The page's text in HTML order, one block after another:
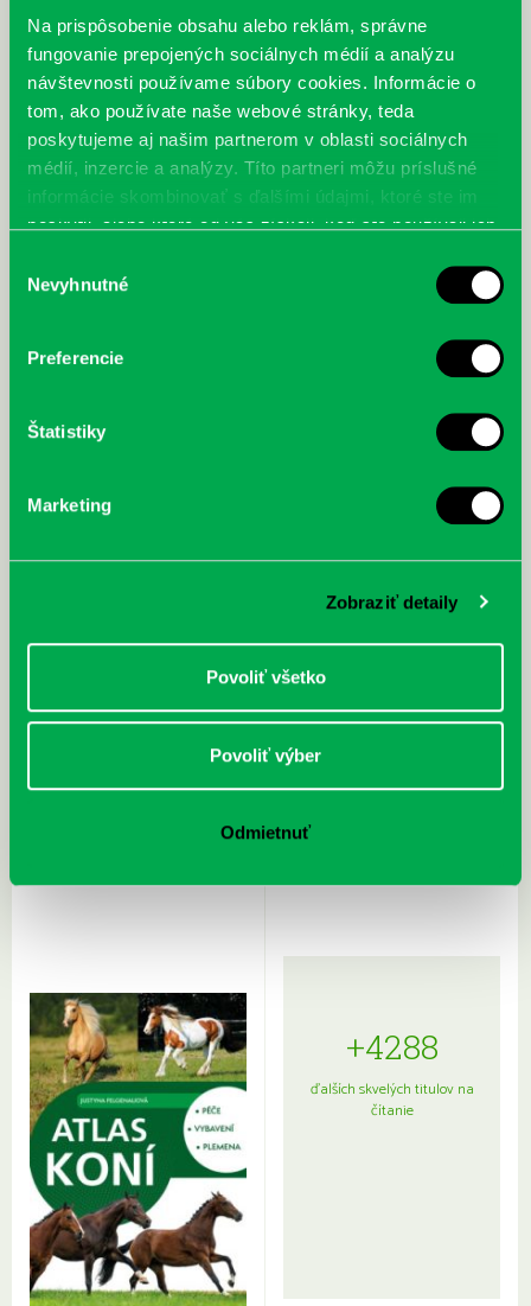
Na prispôsobenie obsahu alebo reklám, správne
fungovanie prepojených sociálnych médií a analýzu
návštevnosti používame súbory cookies. Informácie o
tom, ako používate naše webové stránky, teda
poskytujeme aj našim partnerom v oblasti sociálnych
médií, inzercie a analýzy. Títo partneri môžu príslušné
informácie skombinovať s ďalšími údajmi, ktoré ste im
poskytli, alebo ktoré od vás získali, keď ste používali ich
súhlasu
Nevyhnutné
Preferencie
Štatistiky
Marketing
Zobraziť detaily
Povoliť všetko
Povoliť výber
Odmietnuť
cyklistu modernej doby:
nezastaviteľný
Sprievodca po hviezdnej oblohe
kompletný sprievodca
+4288
ďalších skvelých titulov na
čítanie